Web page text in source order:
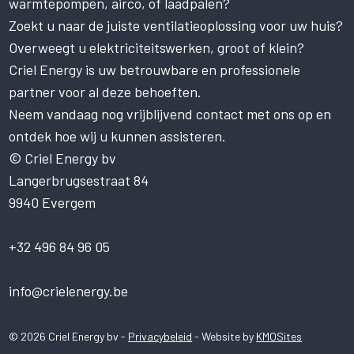
Zoekt u naar de juiste ventilatieoplossing voor uw huis?
Overweegt u elektriciteitswerken, groot of klein?
Criel Energy is uw betrouwbare en professionele
partner voor al deze behoeften.
Neem vandaag nog vrijblijvend contact met ons op en
ontdek hoe wij u kunnen assisteren.
© Criel Energy bv
Langerbrugsestraat 84
9940 Evergem
+32 496 84 96 05
info@crielenergy.be
© 2026 Criel Energy bv - Privacybeleid - Website by KMOSites
van cookies.
Deze website gebruikt cookies om uw
gebruikerservaring te verbeteren. Door
onze website te gebruiken, stemt u in met
alle cookies in overeenstemming met ons
Cookiebeleid.Lees verder
STRIKT NOODZAKELIJK
PRESTATIE
TARGETING
FUNCTIONEEL
NIET-GECLASSIFICEERD